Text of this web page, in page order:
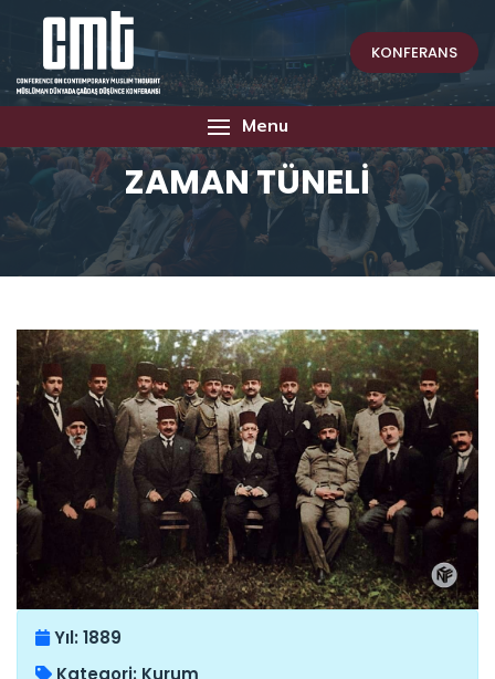
KONFERANS
Menu
ZAMAN TÜNELİ
Yıl: 1889